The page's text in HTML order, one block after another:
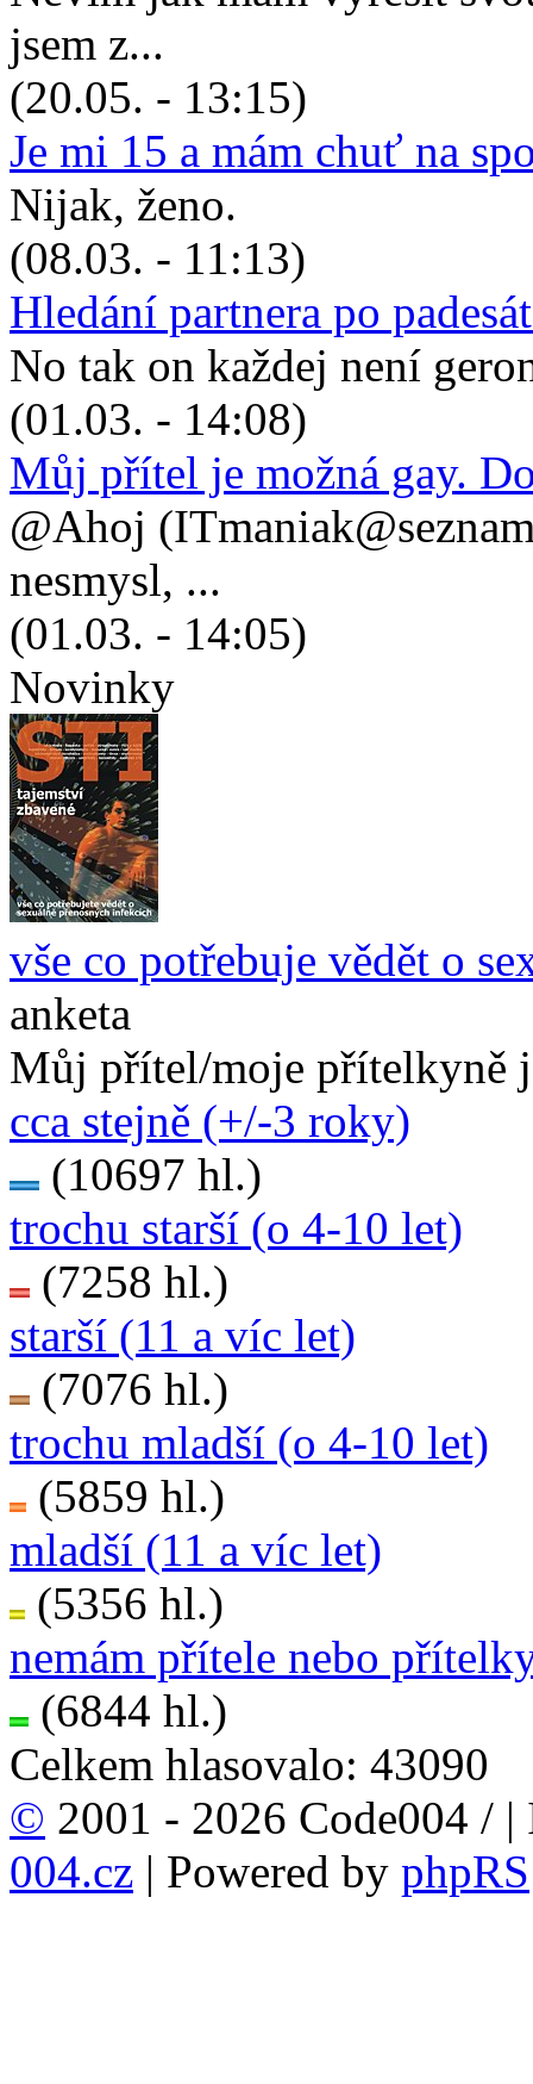
jsem z...
(20.05. - 13:15)
Je mi 15 a mám chuť na
Nijak, ženo.
(08.03. - 11:13)
Hledání partnera po
No tak on každej není
(01.03. - 14:08)
Můj přítel je možná gay.
@Ahoj
nesmysl, ...
(01.03. - 14:05)
Novinky
vše co potřebuje vědět o
anketa
Můj přítel/moje přítelkyně
cca stejně (+/-3 roky)
(10697 hl.)
trochu starší (o 4-10 let)
(7258 hl.)
starší (11 a víc let)
(7076 hl.)
trochu mladší (o 4-10 let)
(5859 hl.)
mladší (11 a víc let)
(5356 hl.)
nemám přítele nebo
(6844 hl.)
Celkem hlasovalo: 43090
© 2001 - 2026 Code004 / |
004.cz | Powered by phpRS